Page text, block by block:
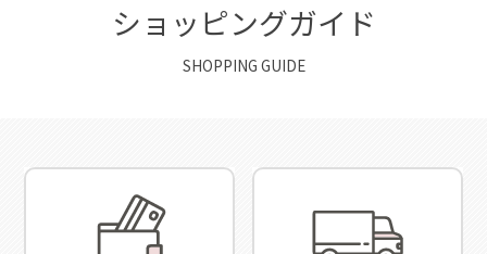
ショッピングガイド
SHOPPING GUIDE